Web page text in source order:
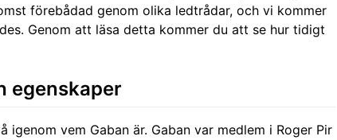
förebådad genom olika ledtrådar, och vi kommer
Genom att läsa detta kommer du att se hur tidigt
egenskaper
vem Gaban är. Gaban var medlem i Roger Pir